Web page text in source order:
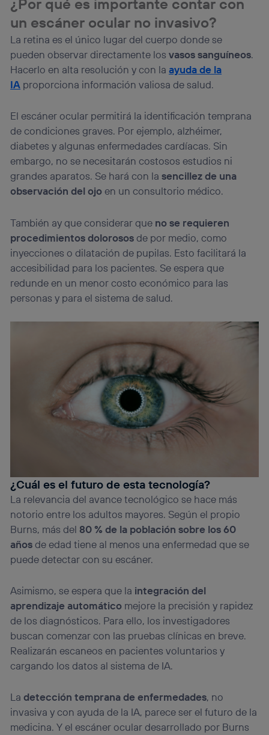
¿Por qué es importante contar con
un escáner ocular no invasivo?
La retina es el único lugar del cuerpo donde se
pueden observar directamente losvasos sanguíneos.
Hacerlo en alta resolución y con laayuda de la
IA proporciona información valiosa de salud.
El escáner ocular permitirá la identificación temprana
de condiciones graves. Por ejemplo, alzhéimer,
diabetes y algunas enfermedades cardíacas. Sin
embargo, no se necesitarán costosos estudios ni
grandes aparatos. Se hará con lasencillez de una
observación del ojoen un consultorio médico.
También ay que considerar que no se requieren
procedimientos dolorososde por medio, como
inyecciones o dilatación de pupilas. Esto facilitará la
accesibilidad para los pacientes. Se espera que
redunde en un menor costo económico para las
personas y para el sistema de salud.
¿Cuál es el futuro de esta tecnología?
La relevancia del avance tecnológico se hace más
notorio entre los adultos mayores. Según el propio
Burns, más del 80 % de la población sobre los 60
añosde edad tiene al menos una enfermedad que se
puede detectar con su escáner.
Asimismo, se espera que la integración del
aprendizaje automático mejore la precisión y rapidez
de los diagnósticos. Para ello, los investigadores
buscan comenzar con las pruebas clínicas en breve.
Realizarán escaneos en pacientes voluntarios y
cargando los datos al sistema de IA.
Ladetección temprana de enfermedades, no
invasiva y con ayuda de la IA, parece ser el futuro de la
medicina. Y el escáner ocular desarrollado por Burns